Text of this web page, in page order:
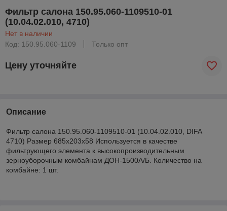
Фильтр салона 150.95.060-1109510-01
(10.04.02.010, 4710)
Нет в наличии
Код: 150.95.060-1109
Только опт
Цену уточняйте
Описание
Фильтр салона 150.95.060-1109510-01 (10.04.02.010, DIFA
4710) Размер 685х203х58 Используется в качестве
фильтрующего элемента к высокопроизводительным
зерноуборочным комбайнам ДОН-1500А/Б. Количество на
комбайне: 1 шт.